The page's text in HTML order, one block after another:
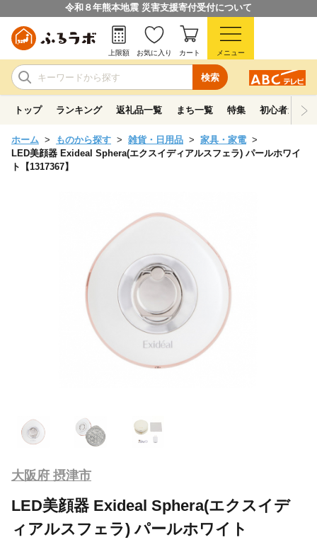
令和８年熊本地震 災害支援寄付受付について
検索
上限額 お気に入り カート メニュー
トップ ランキング 返礼品一覧 まち一覧 特集 初心者ガイド
ホーム ものから探す 雑貨・日用品
家具・家電
LED美顔器 Exideal Sphera(エクスイディアルスフェラ) パールホワイ
ト【1317367】
大阪府 摂津市
LED美顔器 Exideal Sphera(エクスイデ
ィアルスフェラ) パールホワイト